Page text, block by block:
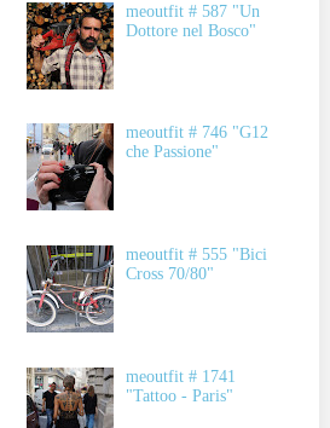
meoutfit # 587 "Un
Dottore nel Bosco"
meoutfit # 746 "G12
che Passione"
meoutfit # 555 "Bici
Cross 70/80"
meoutfit # 1741
"Tattoo - Paris"